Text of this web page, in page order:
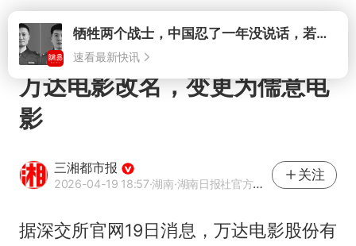
打开牺牲两个战士，中国忍了一年没说话，若菲律宾死了人，他会开战吗
速看最新快讯
万达电影改名，变更为儒意电
影
三湘都市报
2026-04-19 18:57·湖南·湖南日报社官方网易号
关注
据深交所官网19日消息，万达电影股份有